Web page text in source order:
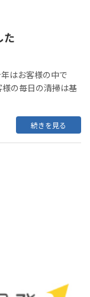
た
はお客様の中で
の毎日の清掃は基
続きを見る